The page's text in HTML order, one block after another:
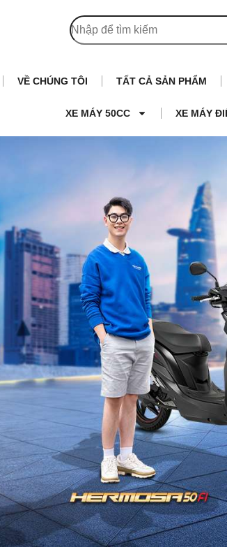
VỀ CHÚNG TÔI TẤT CẢ SẢN PHẨM
XE MÁY 50CC XE MÁY